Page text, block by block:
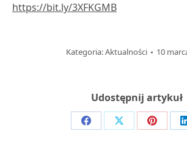
https://bit.ly/3XFKGMB
Kategoria:Aktualności 10
Udostępnij artykuł
Share Share Share